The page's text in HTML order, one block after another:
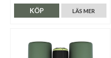
LÄS MER
KÖP